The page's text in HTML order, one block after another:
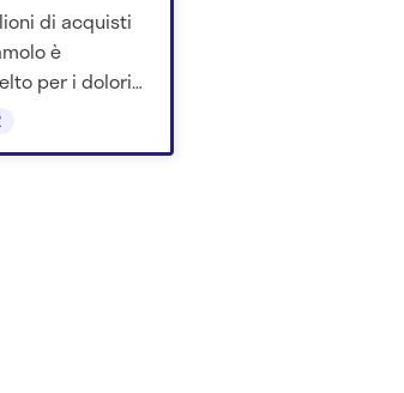
di acquisti
è
per i dolori